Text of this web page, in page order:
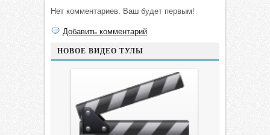
Нет комментариев. Ваш будет первым!
Добавить комментарий
НОВОЕ ВИДЕО ТУЛЫ